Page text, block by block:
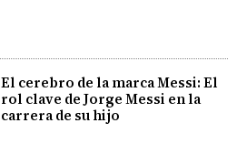
El cerebro de la marca Messi: El
rol clave de Jorge Messi en la
carrera de su hijo